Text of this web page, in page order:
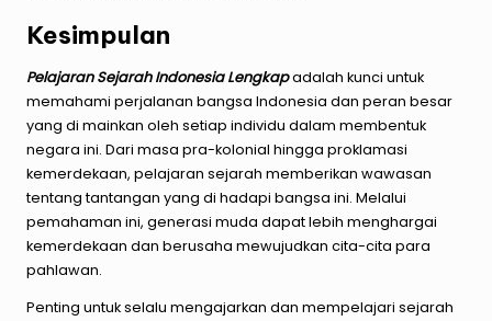
Kesimpulan
Pelajaran Sejarah Indonesia Lengkapadalah kunci untuk
memahami perjalanan bangsa Indonesia dan peran besar
yang di mainkan oleh setiap individu dalam membentuk
negara ini. Dari masa pra-kolonial hingga proklamasi
kemerdekaan, pelajaran sejarah memberikan wawasan
tentang tantangan yang di hadapi bangsa ini. Melalui
pemahaman ini, generasi muda dapat lebih menghargai
kemerdekaan dan berusaha mewujudkan cita-cita para
pahlawan.
Penting untuk selalu mengajarkan dan mempelajari sejarah